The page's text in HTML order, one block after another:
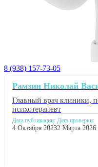
8 (938) 157-73-05
Рамзин Николай
Главный врач клиники,
психотерапевт
Дата публикации:
4 Октября 2023
Дата проверки:
2 Марта 2026